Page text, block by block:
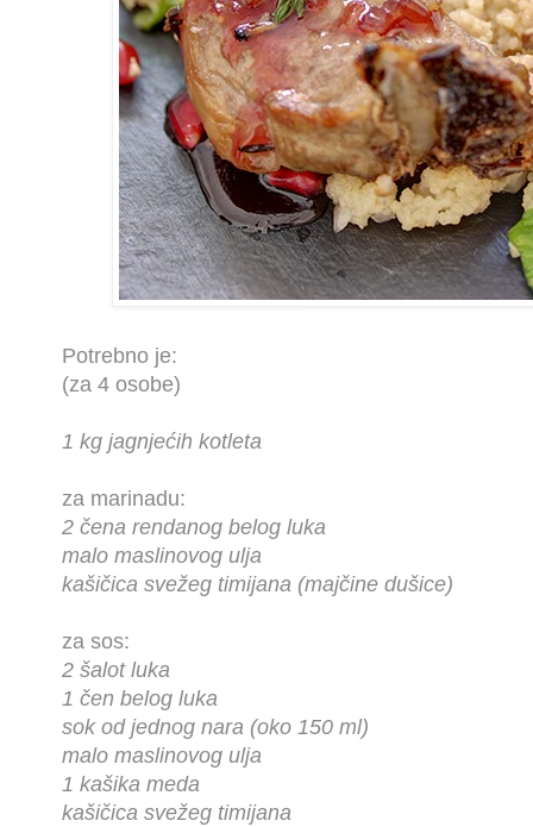
Potrebno je:
(za 4 osobe)
1 kg jagnjećih kotleta
za marinadu:
2 čena rendanog belog luka
malo maslinovog ulja
kašičica svežeg timijana (majčine dušice)
za sos:
2 šalot luka
1 čen belog luka
sok od jednog nara (oko 150 ml)
malo maslinovog ulja
1 kašika meda
kašičica svežeg timijana